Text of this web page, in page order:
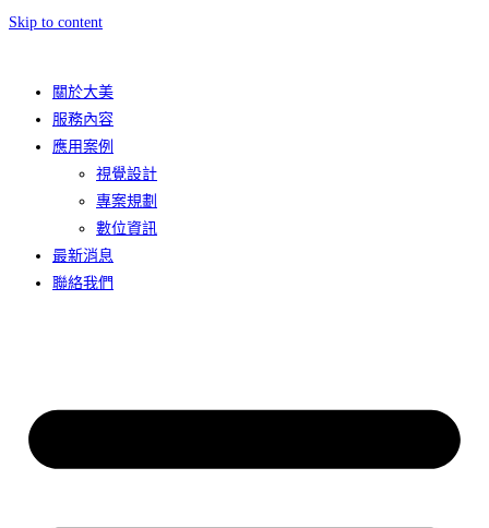
Skip to content
關於大美
服務內容
應用案例
視覺設計
專案規劃
數位資訊
最新消息
聯絡我們